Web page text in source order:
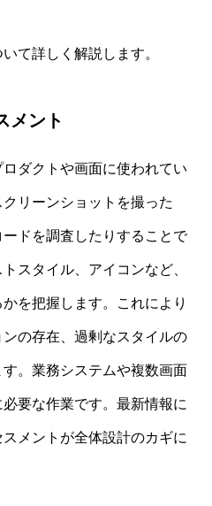
て詳しく解説します。
メント
ダクトや画面に使われてい
リーンショットを撮った
ドを調査したりすることで
スタイル、アイコンなど、
を把握します。これにより
の存在、過剰なスタイルの
。業務システムや複数画面
要な作業です。最新情報に
メントが全体設計のカギに